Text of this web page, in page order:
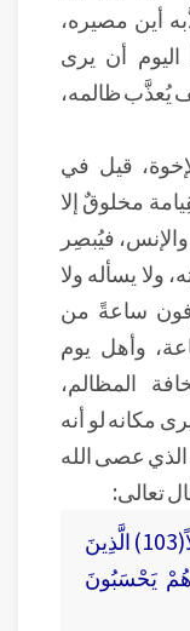
أين مصيره،
أن يرى
يُعذَّب ظالمه،
قيل في
مخلوقٌ إلا
فيُبصِر
ولا يسأله ولا
ساعةً من
وأهل يوم
المظالم،
مكانه لو أنه
عصى الله
تعالى:
﴿ قُلْ هَلْ نُنَبِّئُكُمْ بِالْأَخْسَرِينَ أَعْمَالاً(103) الَّذِينَ
يَحْسَبُونَ